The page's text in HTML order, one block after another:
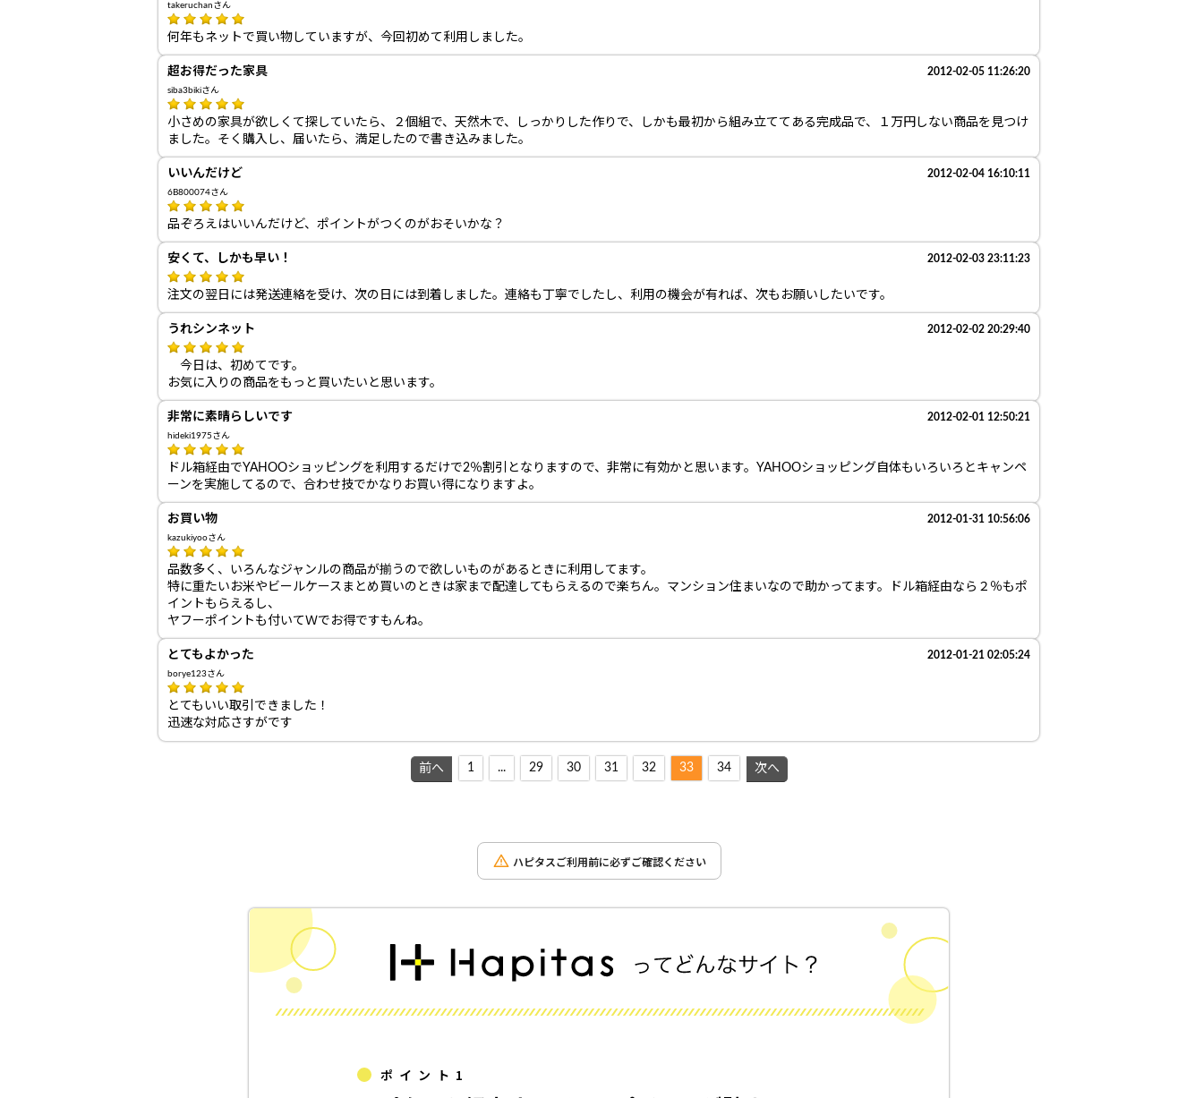
takeruchanさん
何年もネットで買い物していますが、今回初めて利用しました。
超お得だった家具 2012-02-05 11:26:20
siba3bikiさん
小さめの家具が欲しくて探していたら、２個組で、天然木で、しっかりした作りで、しかも最初から組み立ててある完成品で、１万円しない商品を見つけ
ました。そく購入し、届いたら、満足したので書き込みました。
いいんだけど 2012-02-04 16:10:11
6B800074さん
品ぞろえはいいんだけど、ポイントがつくのがおそいかな？
安くて、しかも早い！ 2012-02-03 23:11:23
注文の翌日には発送連絡を受け、次の日には到着しました。連絡も丁寧でしたし、利用の機会が有れば、次もお願いしたいです。
うれシンネット 2012-02-02 20:29:40
今日は、初めてです。
お気に入りの商品をもっと買いたいと思います。
非常に素晴らしいです 2012-02-01 12:50:21
hideki1975さん
ドル箱経由でYAHOOショッピングを利用するだけで2％割引となりますので、非常に有効かと思います。YAHOOショッピング自体もいろいろとキャンペ
ーンを実施してるので、合わせ技でかなりお買い得になりますよ。
お買い物 2012-01-31 10:56:06
kazukiyooさん
品数多く、いろんなジャンルの商品が揃うので欲しいものがあるときに利用してます。
特に重たいお米やビールケースまとめ買いのときは家まで配達してもらえるので楽ちん。マンション住まいなので助かってます。ドル箱経由なら２％もポ
イントもらえるし、
ヤフーポイントも付いてＷでお得ですもんね。
とてもよかった 2012-01-21 02:05:24
borye123さん
とてもいい取引できました！
迅速な対応さすがです
前へ 1 ... 29 30 31 32 33 34 次へ
ハピタスご利用前に必ずご確認ください
ポイント1